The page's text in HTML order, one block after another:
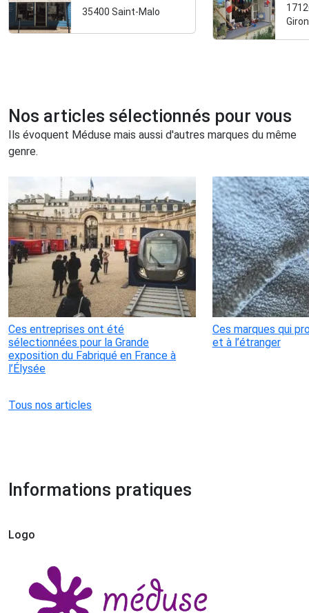
35400 Saint-Malo
Nos articles sélectionnés pour vous
Ils évoquent Méduse mais aussi d'autres marques du même
genre.
Ces entreprises ont été
sélectionnées pour la Grande
exposition du Fabriqué en France à
l’Élysée
Ces marques qui
et à l’étranger
Tous nos articles
Informations pratiques
Logo